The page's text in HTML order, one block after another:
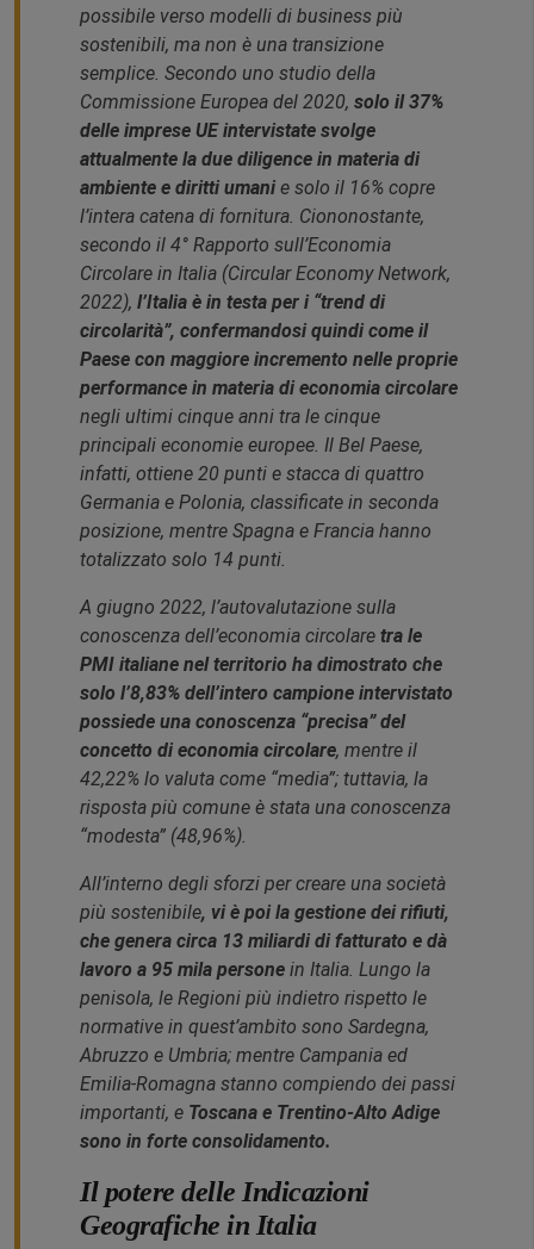
possibile verso modelli di business più
sostenibili, ma non è una transizione
semplice. Secondo uno studio della
Commissione Europea del 2020, solo il 37%
delle imprese UE intervistate svolge
attualmente la due diligence in materia di
ambiente e diritti umani e solo il 16% copre
l’intera catena di fornitura. Ciononostante,
secondo il 4° Rapporto sull’Economia
Circolare in Italia (Circular Economy Network,
2022), l’Italia è in testa per i “trend di
circolarità”, confermandosi quindi come il
Paese con maggiore incremento nelle proprie
performance in materia di economia circolare
negli ultimi cinque anni tra le cinque
principali economie europee. Il Bel Paese,
infatti, ottiene 20 punti e stacca di quattro
Germania e Polonia, classificate in seconda
posizione, mentre Spagna e Francia hanno
totalizzato solo 14 punti.
A giugno 2022, l’autovalutazione sulla
conoscenza dell’economia circolare tra le
PMI italiane nel territorio ha dimostrato che
solo l’8,83% dell’intero campione intervistato
possiede una conoscenza “precisa” del
concetto di economia circolare, mentre il
42,22% lo valuta come “media”; tuttavia, la
risposta più comune è stata una conoscenza
“modesta” (48,96%).
All’interno degli sforzi per creare una società
più sostenibile, vi è poi la gestione dei rifiuti,
che genera circa 13 miliardi di fatturato e dà
lavoro a 95 mila persone in Italia. Lungo la
penisola, le Regioni più indietro rispetto le
normative in quest’ambito sono Sardegna,
Abruzzo e Umbria; mentre Campania ed
Emilia-Romagna stanno compiendo dei passi
importanti, e Toscana e Trentino-Alto Adige
sono in forte consolidamento.
Il potere delle Indicazioni
Geografiche in Italia